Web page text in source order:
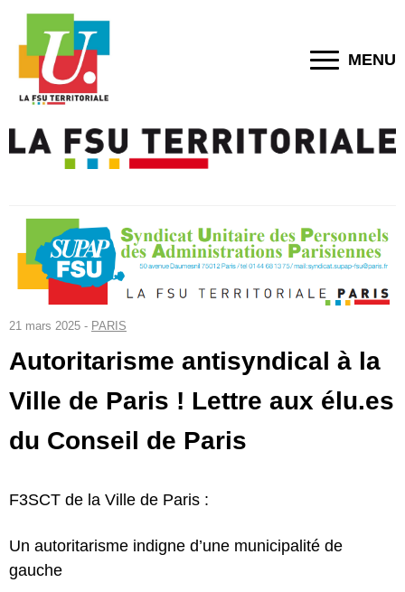
MENU
21 mars 2025 - PARIS
Autoritarisme antisyndical à la
Ville de Paris ! Lettre aux élu.es
du Conseil de Paris
F3SCT de la Ville de Paris :
Un autoritarisme indigne d’une municipalité de
gauche